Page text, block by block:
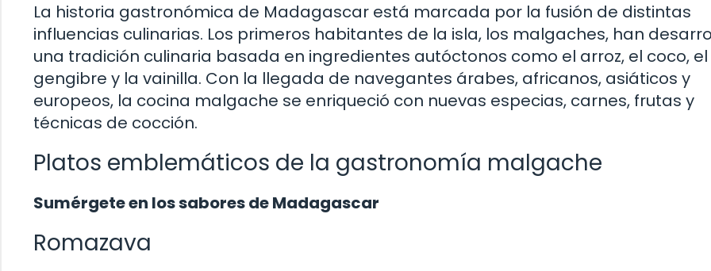
La historia gastronómica de Madagascar está marcada por la fusión de distintas
influencias culinarias. Los primeros habitantes de la isla, los malgaches, han
una tradición culinaria basada en ingredientes autóctonos como el arroz, el coco, el
gengibre y la vainilla. Con la llegada de navegantes árabes, africanos, asiáticos y
europeos, la cocina malgache se enriqueció con nuevas especias, carnes, frutas y
técnicas de cocción.
Platos emblemáticos de la gastronomía malgache
Sumérgete en los sabores de Madagascar
Romazava